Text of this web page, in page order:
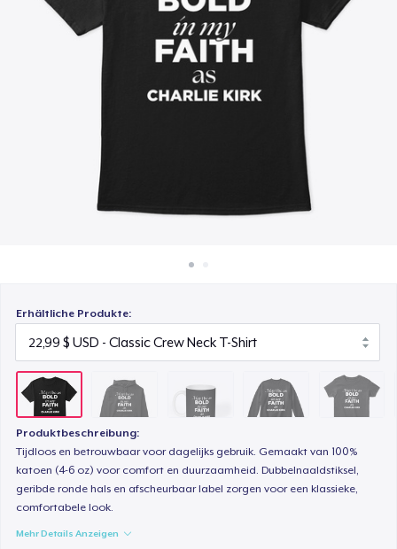
Überall verkaufen
Etwas verkaufen
Erhältliche Produkte:
Produktbeschreibung:
Tijdloos en betrouwbaar voor dagelijks gebruik. Gemaakt van 100%
katoen (4-6 oz) voor comfort en duurzaamheid. Dubbelnaaldstiksel,
geribde ronde hals en afscheurbaar label zorgen voor een klassieke,
comfortabele look.
Mehr Details Anzeigen
15,99 $
32,99 $
Women's Classic Tee
23,99 $